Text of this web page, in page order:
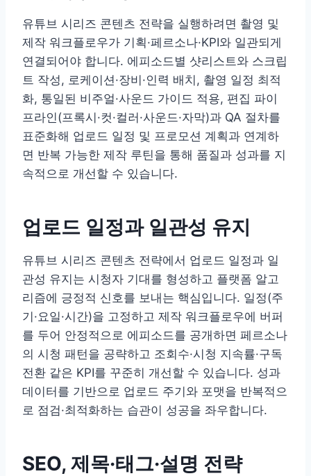
유튜브 시리즈 콘텐츠 전략을 실행하려면 촬영 및
제작 워크플로우가 기획·페르소나·KPI와 일관되게
연결되어야 합니다. 에피소드별 샷리스트와 스크립
트 작성, 로케이션·장비·인력 배치, 촬영 일정 최적
화, 통일된 비주얼·사운드 가이드 적용, 편집 파이
프라인(프록시·컷·컬러·사운드·자막)과 QA 절차를
표준화해 업로드 일정 및 프로모션 계획과 연계하
면 반복 가능한 제작 루틴을 통해 품질과 성과를 지
속적으로 개선할 수 있습니다.
업로드 일정과 일관성 유지
유튜브 시리즈 콘텐츠 전략에서 업로드 일정과 일
관성 유지는 시청자 기대를 형성하고 플랫폼 알고
리즘에 긍정적 신호를 보내는 핵심입니다. 일정(주
기·요일·시간)을 고정하고 제작 워크플로우에 버퍼
를 두어 안정적으로 에피소드를 공개하면 페르소나
의 시청 패턴을 공략하고 조회수·시청 지속률·구독
전환 같은 KPI를 꾸준히 개선할 수 있습니다. 성과
데이터를 기반으로 업로드 주기와 포맷을 반복적으
로 점검·최적화하는 습관이 성공을 좌우합니다.
SEO, 제목·태그·설명 전략